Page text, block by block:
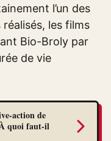
l’un des
les films
Bio-Broly par
de vie
action de
quoi faut-il